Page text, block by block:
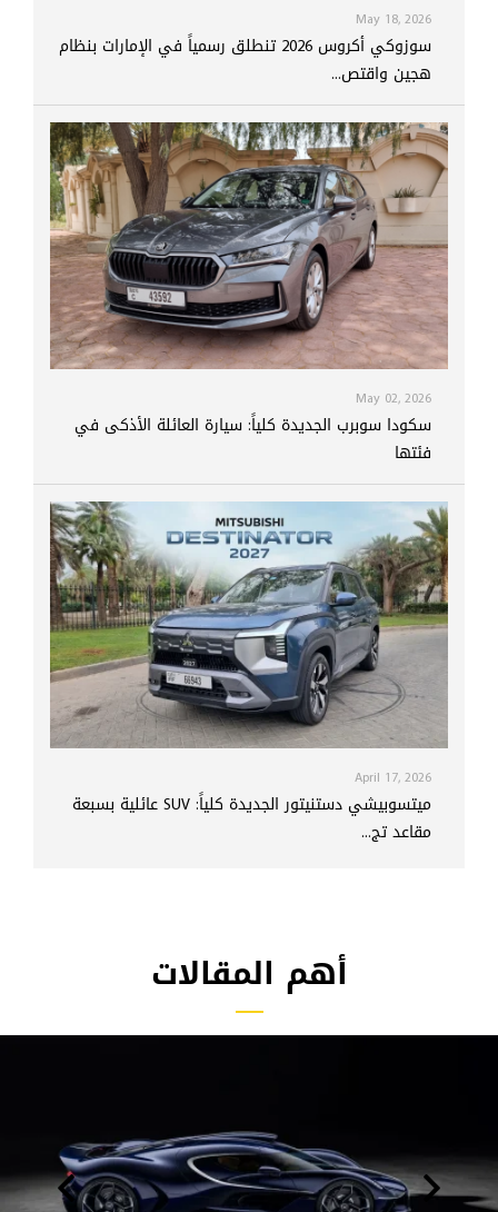
May 18, 2026
سوزوكي أكروس 2026 تنطلق رسمياً في الإمارات بنظام
هجين واقتص...
May 02, 2026
سكودا سوبرب الجديدة كلياً: سيارة العائلة الأذكى في
فئتها
April 17, 2026
ميتسوبيشي دستنيتور الجديدة كلياً: SUV عائلية بسبعة
مقاعد تج...
أهم المقالات